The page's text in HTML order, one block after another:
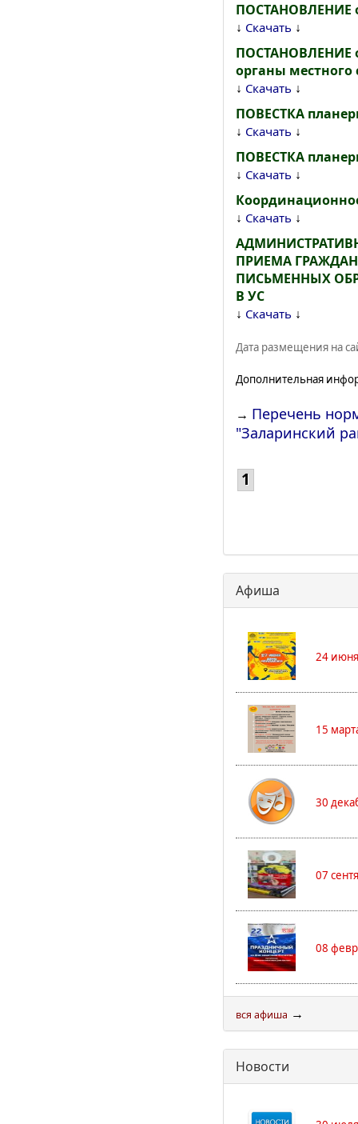
ПОСТАНОВЛЕНИЕ
↓ Скачать ↓
ПОСТАНОВЛЕНИЕ
органы
↓ Скачать ↓
ПОВЕСТКА
↓ Скачать ↓
ПОВЕСТКА
↓ Скачать ↓
↓ Скачать ↓
ПРИЕМА
ПИСЬМЕННЫХ
В УС
↓ Скачать ↓
Дата размещения на
Дополнительная
→ Перечень
"Заларинский
1
Афиша
24
15
30
07
08
вся афиша →
Новости